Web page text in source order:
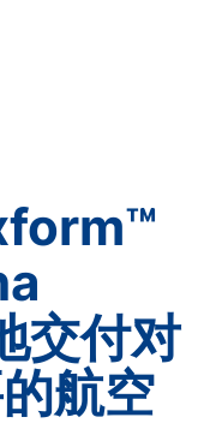
交付对
航空